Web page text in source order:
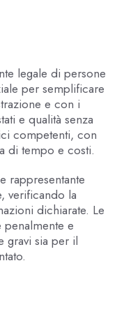
legale di persone
per semplificare
e con i
e qualità senza
competenti, con
di tempo e costi.
rappresentante
verificando la
dichiarate. Le
e
gravi sia per il